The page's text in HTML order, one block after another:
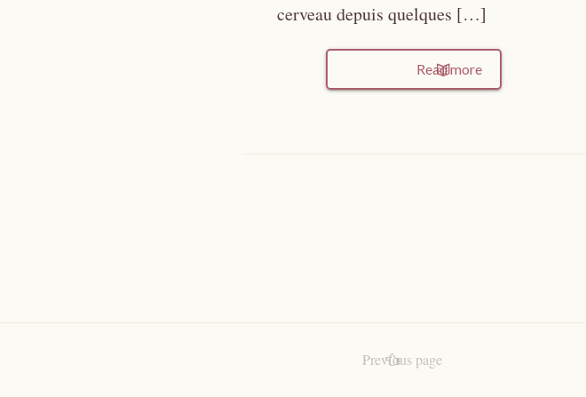
cerveau depuis quelques […]
Read more
Previous page